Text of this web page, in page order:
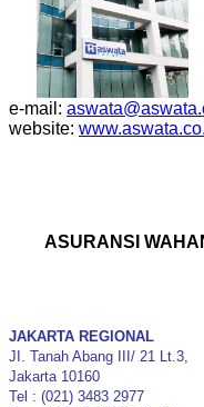
e-mail:
website:
ASURANSI
JAKARTA REGIONAL
JI. Tanah Abang III/ 21 Lt.3,
Jakarta 10160
Tel : (021) 3483 2977